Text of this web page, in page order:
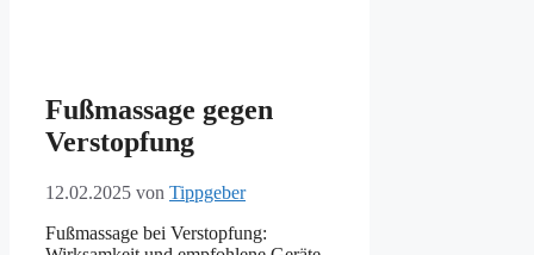
Fußmassage gegen
Verstopfung
12.02.2025 von Tippgeber
Fußmassage bei Verstopfung: